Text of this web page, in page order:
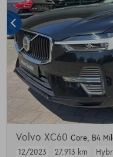
Volvo XC60 Core, B4
12/2023
27.913 km